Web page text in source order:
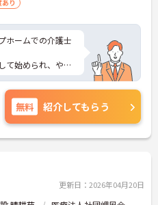
り
ホームでの介護士
て始められ、やる
トなど、さらに詳
相談ください。
無料 紹介してもらう
更新日：2026年04月20日